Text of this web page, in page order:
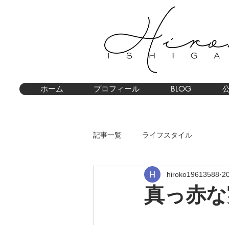
ホーム プロフィール BLOG
記事一覧 ライフスタイル
真っ赤
hiroko19613588